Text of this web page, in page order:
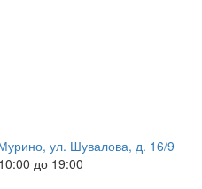
ул. Шувалова, д. 16/9
до 19:00